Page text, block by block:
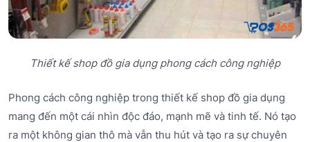
Thiết kế shop đồ gia dụng phong cách công nghiệp
Phong cách công nghiệp trong thiết kế shop đồ gia dụng
mang đến một cái nhìn độc đáo, mạnh mẽ và tinh tế. Nó tạo
ra một không gian thô mà vẫn thu hút và tạo ra sự chuyên